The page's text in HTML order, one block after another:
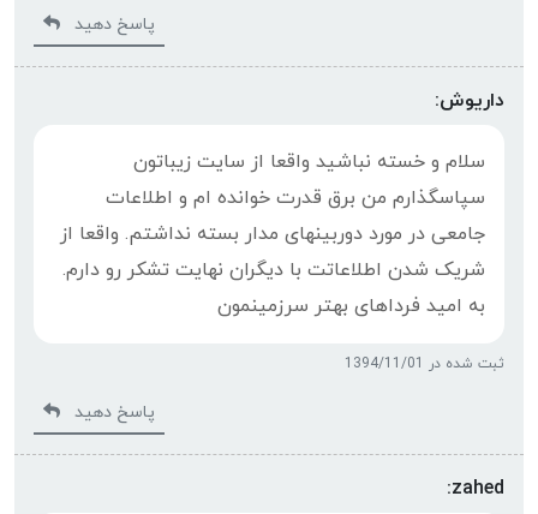
پاسخ دهید
داریوش:
سلام و خسته نباشید واقعا از سایت زیباتون
سپاسگذارم من برق قدرت خوانده ام و اطلاعات
جامعی در مورد دوربینهای مدار بسته نداشتم. واقعا از
شریک شدن اطلاعاتت با دیگران نهایت تشکر رو دارم.
به امید فرداهای بهتر سرزمینمون
ثبت شده در 1394/11/01
پاسخ دهید
zahed: